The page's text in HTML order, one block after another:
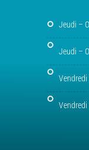
Jeudi –
Jeudi –